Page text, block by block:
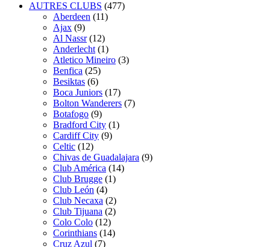
AUTRES CLUBS (477)
Aberdeen (11)
Ajax (9)
Al Nassr (12)
Anderlecht (1)
Atletico Mineiro (3)
Benfica (25)
Besiktas (6)
Boca Juniors (17)
Bolton Wanderers (7)
Botafogo (9)
Bradford City (1)
Cardiff City (9)
Celtic (12)
Chivas de Guadalajara (9)
Club América (14)
Club Brugge (1)
Club León (4)
Club Necaxa (2)
Club Tijuana (2)
Colo Colo (12)
Corinthians (14)
Cruz Azul (7)